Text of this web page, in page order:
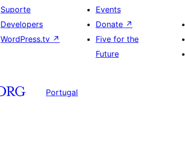
Suporte
Developers
WordPress.tv ↗
Events
Donate ↗
Five for the
Future
Portugal